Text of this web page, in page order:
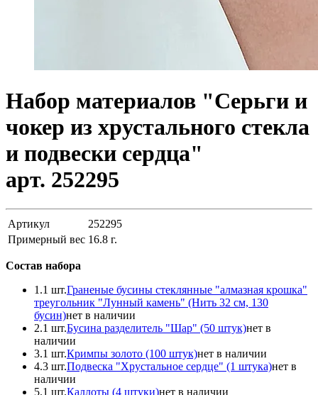
Набор материалов "Серьги и
чокер из хрустального стекла
и подвески сердца"
арт. 252295
Артикул
252295
Примерный вес 16.8 г.
Состав набора
1.1 шт.Граненые бусины стеклянные "алмазная крошка"
треугольник "Лунный камень" (Нить 32 см, 130
бусин)нет в наличии
2.1 шт.Бусина разделитель "Шар" (50 штук)нет в
наличии
3.1 шт.Кримпы золото (100 штук)нет в наличии
4.3 шт.Подвеска "Хрустальное сердце" (1 штука)нет в
наличии
5.1 шт.Каллоты (4 штуки)нет в наличии